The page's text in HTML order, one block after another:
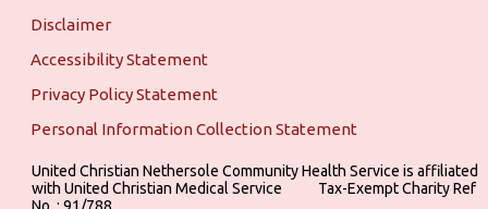
Disclaimer
Accessibility Statement
Privacy Policy Statement
Personal Information Collection Statement
United Christian Nethersole Community Health Service is affiliated
with United Christian Medical Service ‎ ‎ ‎ ‎ ‎ ‎ ‎ ‎ ‎ Tax-Exempt Charity Ref
No. : 91/788